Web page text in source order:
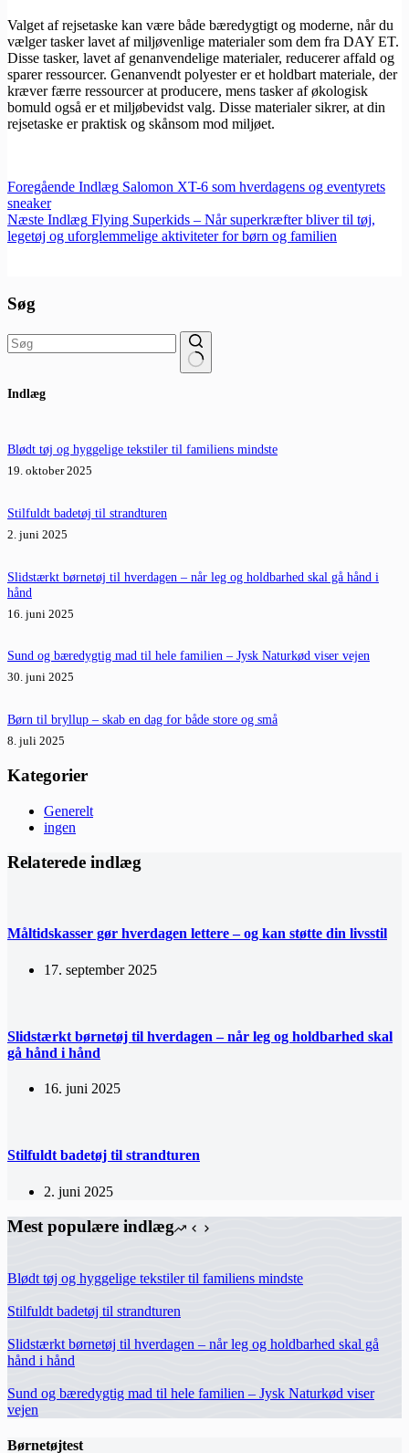
Valget af rejsetaske kan være både bæredygtigt og moderne, når du
vælger tasker lavet af miljøvenlige materialer som dem fra DAY ET.
Disse tasker, lavet af genanvendelige materialer, reducerer affald og
sparer ressourcer. Genanvendt polyester er et holdbart materiale, der
kræver færre ressourcer at producere, mens tasker af økologisk
bomuld også er et miljøbevidst valg. Disse materialer sikrer, at din
rejsetaske er praktisk og skånsom mod miljøet.
Foregående Indlæg Salomon XT-6 som hverdagens og eventyrets
sneaker
Næste Indlæg Flying Superkids – Når superkræfter bliver til tøj,
legetøj og uforglemmelige aktiviteter for børn og familien
Søg
resultater
Indlæg
Blødt tøj og hyggelige tekstiler til familiens mindste
19. oktober 2025
Stilfuldt badetøj til strandturen
2. juni 2025
Slidstærkt børnetøj til hverdagen – når leg og holdbarhed skal gå hånd i
hånd
16. juni 2025
Sund og bæredygtig mad til hele familien – Jysk Naturkød viser vejen
30. juni 2025
Børn til bryllup – skab en dag for både store og små
8. juli 2025
Kategorier
Generelt
ingen
Relaterede indlæg
Måltidskasser gør hverdagen lettere – og kan støtte din livsstil
17. september 2025
Slidstærkt børnetøj til hverdagen – når leg og holdbarhed skal
gå hånd i hånd
16. juni 2025
Stilfuldt badetøj til strandturen
2. juni 2025
Mest populære indlæg
Blødt tøj og hyggelige tekstiler til familiens mindste
Stilfuldt badetøj til strandturen
Slidstærkt børnetøj til hverdagen – når leg og holdbarhed skal gå
hånd i hånd
Sund og bæredygtig mad til hele familien – Jysk Naturkød viser
vejen
Børnetøjtest